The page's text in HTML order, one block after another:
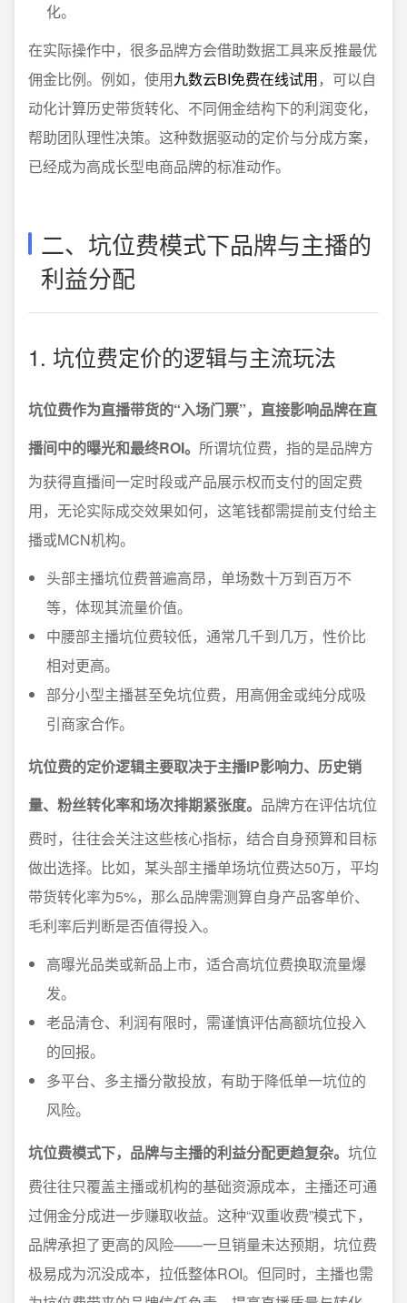
化。
在实际操作中，很多品牌方会借助数据工具来反推最优
佣金比例。例如，使用九数云BI免费在线试用，可以自
动化计算历史带货转化、不同佣金结构下的利润变化，
帮助团队理性决策。这种数据驱动的定价与分成方案，
已经成为高成长型电商品牌的标准动作。
二、坑位费模式下品牌与主播的
利益分配
1. 坑位费定价的逻辑与主流玩法
坑位费作为直播带货的“入场门票”，直接影响品牌在直
播间中的曝光和最终ROI。 所谓坑位费，指的是品牌方
为获得直播间一定时段或产品展示权而支付的固定费
用，无论实际成交效果如何，这笔钱都需提前支付给主
播或MCN机构。
头部主播坑位费普遍高昂，单场数十万到百万不
等，体现其流量价值。
中腰部主播坑位费较低，通常几千到几万，性价比
相对更高。
部分小型主播甚至免坑位费，用高佣金或纯分成吸
引商家合作。
坑位费的定价逻辑主要取决于主播IP影响力、历史销
量、粉丝转化率和场次排期紧张度。 品牌方在评估坑位
费时，往往会关注这些核心指标，结合自身预算和目标
做出选择。比如，某头部主播单场坑位费达50万，平均
带货转化率为5%，那么品牌需测算自身产品客单价、
毛利率后判断是否值得投入。
高曝光品类或新品上市，适合高坑位费换取流量爆
发。
老品清仓、利润有限时，需谨慎评估高额坑位投入
的回报。
多平台、多主播分散投放，有助于降低单一坑位的
风险。
坑位费模式下，品牌与主播的利益分配更趋复杂。 坑位
费往往只覆盖主播或机构的基础资源成本，主播还可通
过佣金分成进一步赚取收益。这种“双重收费”模式下，
品牌承担了更高的风险——一旦销量未达预期，坑位费
极易成为沉没成本，拉低整体ROI。但同时，主播也需